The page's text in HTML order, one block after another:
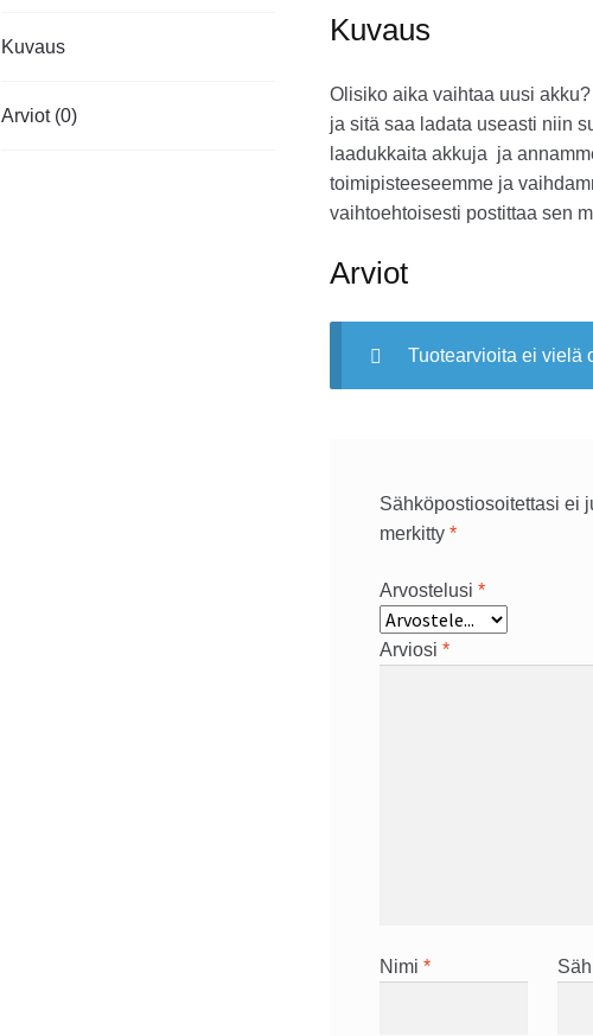
Kuvaus
Arviot (0)
Kuvaus
Olisiko aika vaihtaa uusi
ja sitä saa ladata useasti niin
laadukkaita akkuja ja
toimipisteeseemme ja
vaihtoehtoisesti postittaa sen
Arviot
Tuotearvioita ei vielä
Sähköpostiosoitettasi ei
merkitty*
Arvostelusi*
Arviosi*
Nimi*